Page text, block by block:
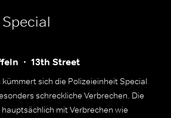
13th Street
kümmert sich die Polizeieinheit Special
schreckliche Verbrechen. Die
mit Verbrechen wie